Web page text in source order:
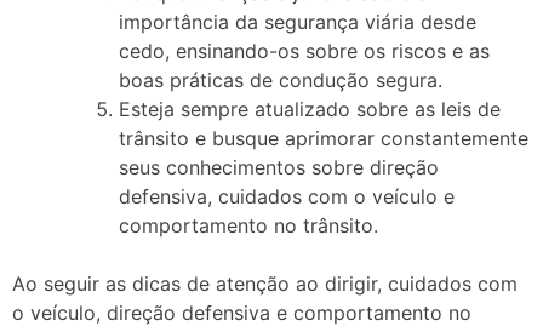
importância da segurança viária desde
cedo, ensinando-os sobre os riscos e as
boas práticas de condução segura.
Esteja sempre atualizado sobre as leis de
trânsito e busque aprimorar constantemente
seus conhecimentos sobre direção
defensiva, cuidados com o veículo e
comportamento no trânsito.
Ao seguir as dicas de atenção ao dirigir, cuidados com
o veículo, direção defensiva e comportamento no